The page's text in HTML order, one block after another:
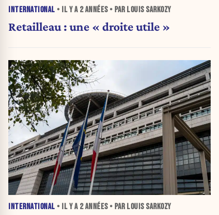
INTERNATIONAL • IL Y A 2 ANNÉES• PAR LOUIS SARKOZY
Retailleau : une « droite utile »
INTERNATIONAL • IL Y A 2 ANNÉES• PAR LOUIS SARKOZY